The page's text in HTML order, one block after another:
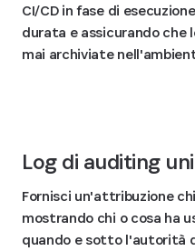
CI/CD in fase di
durata e assicurando che
mai archiviate
Log di auditing
Fornisci un'attribuzione
mostrando chi o cosa ha
quando e sotto l'autorità